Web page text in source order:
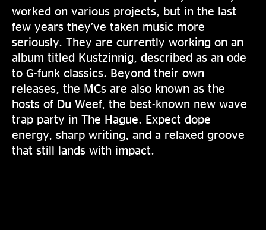
worked on various projects, but in the last
few years they’ve taken music more
seriously. They are currently working on an
album titled Kustzinnig, described as an ode
to G-funk classics. Beyond their own
releases, the MCs are also known as the
hosts of Du Weef, the best-known new wave
trap party in The Hague. Expect dope
energy, sharp writing, and a relaxed groove
that still lands with impact.